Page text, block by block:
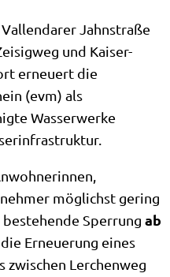
Jahnstraße
und Kaiser-
erneuert die
(evm) als
Wasserwerke
möglichst gering
Sperrung ab
die Erneuerung eines
Lerchenweg